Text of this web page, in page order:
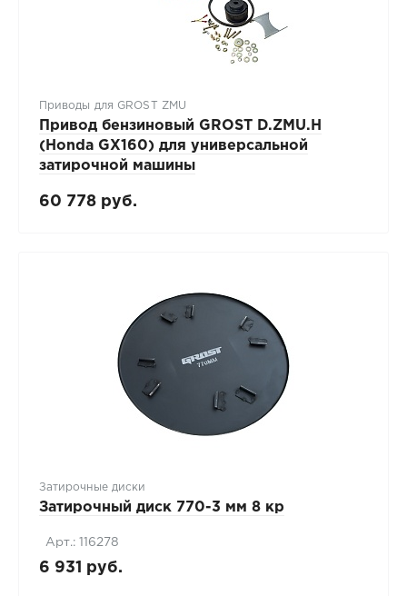
Приводы для GROST ZMU
Привод бензиновый GROST D.ZMU.H
(Honda GX160) для универсальной
затирочной машины
60 778 руб.
Затирочные диски
Затирочный диск 770-3 мм 8 кр
Арт.: 116278
6 931 руб.